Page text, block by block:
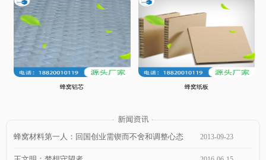
蜂窝铝芯 蜂窝纸板
蜂窝材料第一人：回国创业需锲而不舍和调整心态 2013-09-23